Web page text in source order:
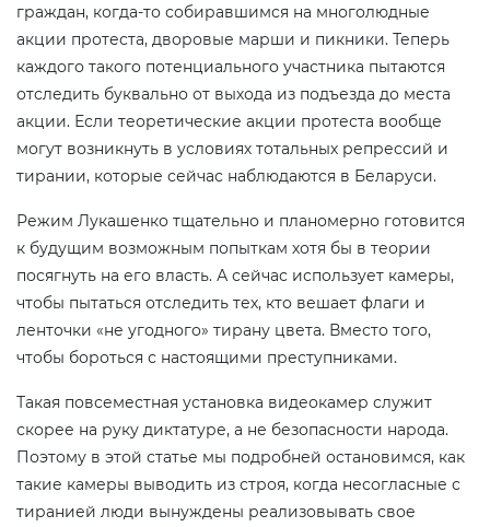
граждан, когда-то собиравшимся на многолюдные
акции протеста, дворовые марши и пикники. Теперь
каждого такого потенциального участника пытаются
отследить буквально от выхода из подъезда до места
акции. Если теоретические акции протеста вообще
могут возникнуть в условиях тотальных репрессий и
тирании, которые сейчас наблюдаются в Беларуси.
Режим Лукашенко тщательно и планомерно готовится
к будущим возможным попыткам хотя бы в теории
посягнуть на его власть. А сейчас использует камеры,
чтобы пытаться отследить тех, кто вешает флаги и
ленточки «не угодного» тирану цвета. Вместо того,
чтобы бороться с настоящими преступниками.
Такая повсеместная установка видеокамер служит
скорее на руку диктатуре, а не безопасности народа.
Поэтому в этой статье мы подробней остановимся, как
такие камеры выводить из строя, когда несогласные с
тиранией люди вынуждены реализовывать свое